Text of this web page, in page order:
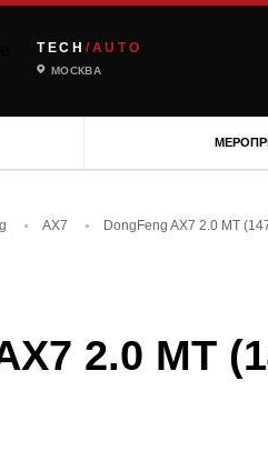
TECH /AUTO
МОСКВА
AX7 DongFeng AX7 2.0 MT
2.0 MT